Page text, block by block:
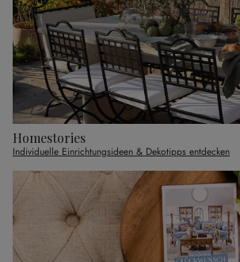
Homestories
Individuelle Einrichtungsideen & Dekotipps entdecken